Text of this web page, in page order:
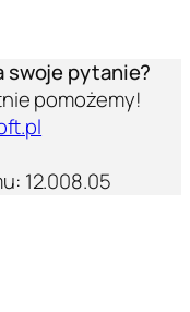
swoje pytanie?
pomożemy!
12.008.05